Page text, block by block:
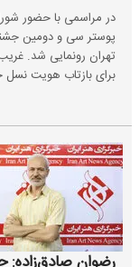
در مراسمی با حضور
پوستر سی و دومین
تهران رونمایی شد.
برای بازتاب هویت